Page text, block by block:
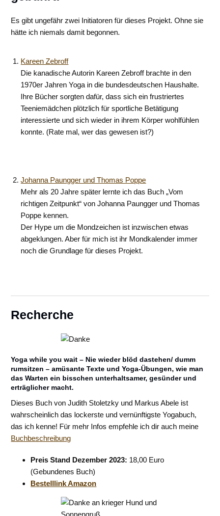
Es gibt ungefähr zwei Initiatoren für dieses Projekt. Ohne sie
hätte ich niemals damit begonnen.
Kareen Zebroff
Die kanadische Autorin Kareen Zebroff brachte in den
1970er Jahren Yoga in die bundesdeutschen Haushalte.
Ihre Bücher sorgten dafür, dass sich ein frustriertes
Teeniemädchen plötzlich für sportliche Betätigung
interessierte und sich wieder in ihrem Körper wohlfühlen
konnte. (Rate mal, wer das gewesen ist?)
Johanna Paungger und Thomas Poppe
Mehr als 20 Jahre später lernte ich das Buch „Vom
richtigen Zeitpunkt“ von Johanna Paungger und Thomas
Poppe kennen.
Der Hype um die Mondzeichen ist inzwischen etwas
abgeklungen. Aber für mich ist ihr Mondkalender immer
noch die Grundlage für dieses Projekt.
Recherche
Yoga while you wait – Nie wieder blöd dastehen/ dumm
rumsitzen – amüsante Texte und Yoga-Übungen, wie man
das Warten ein bisschen unterhaltsamer, gesünder und
erträglicher macht.
Dieses Buch von Judith Stoletzky und Markus Abele ist
wahrscheinlich das lockerste und vernünftigste Yogabuch,
das ich kenne! Für mehr Infos empfehle ich dir auch meine
Buchbeschreibung
Preis Stand Dezember 2023: 18,00 Euro
(Gebundenes Buch)
Bestelllink Amazon